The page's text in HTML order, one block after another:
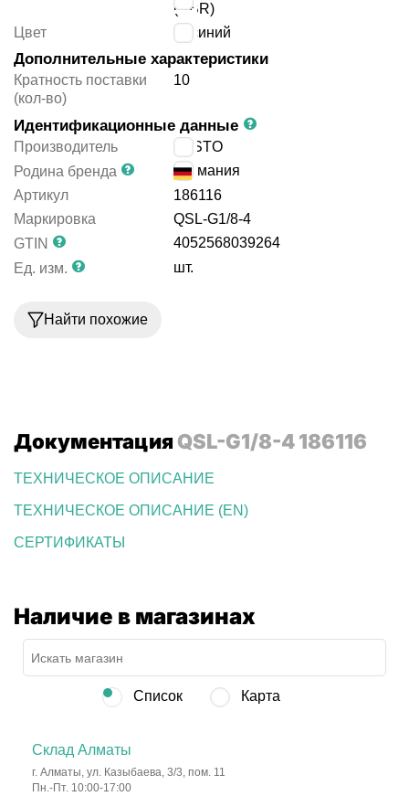
(NBR)
Цвет
синий
Дополнительные характеристики
Кратность поставки
(кол-во)
10
Идентификационные данные
Производитель
FESTO
Родина бренда
Германия
Артикул
186116
Маркировка
QSL-G1/8-4
GTIN
4052568039264
Ед. изм.
шт.
Найти похожие
Документация QSL-G1/8-4 186116
ТЕХНИЧЕСКОЕ ОПИСАНИЕ
ТЕХНИЧЕСКОЕ ОПИСАНИЕ (EN)
СЕРТИФИКАТЫ
Наличие в магазинах
Список Карта
Склад Алматы
г. Алматы, ул. Казыбаева, 3/3, пом. 11
Пн.-Пт. 10:00-17:00